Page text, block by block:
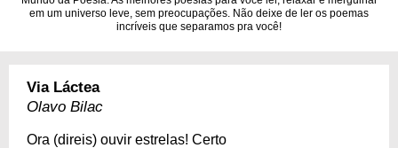
em um universo leve, sem preocupações. Não deixe de ler os poemas
incríveis que separamos pra você!
Via Láctea
Olavo Bilac
Ora (direis) ouvir estrelas! Certo